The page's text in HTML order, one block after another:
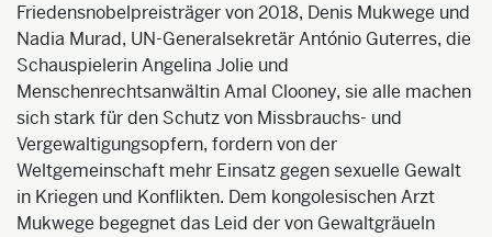
Friedensnobelpreisträger von 2018, Denis Mukwege und
Nadia Murad, UN-Generalsekretär António Guterres, die
Schauspielerin Angelina Jolie und
Menschenrechtsanwältin Amal Clooney, sie alle machen
sich stark für den Schutz von Missbrauchs- und
Vergewaltigungsopfern, fordern von der
Weltgemeinschaft mehr Einsatz gegen sexuelle Gewalt
in Kriegen und Konflikten. Dem kongolesischen Arzt
Mukwege begegnet das Leid der von Gewaltgräueln